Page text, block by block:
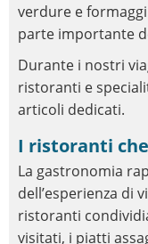
verdure e
parte importante
Durante i nostri
ristoranti e
articoli dedicati.
I ristoranti
La gastronomia
dell’esperienza di
ristoranti
visitati, i piatti